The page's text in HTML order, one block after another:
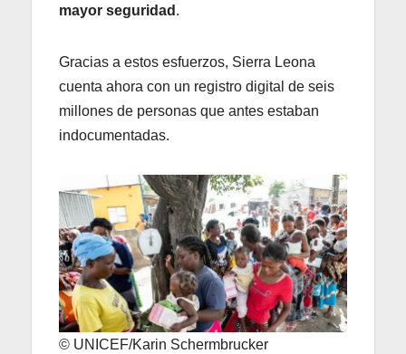
mayor seguridad .
Gracias a estos esfuerzos, Sierra Leona
cuenta ahora con un registro digital de seis
millones de personas que antes estaban
indocumentadas.
© UNICEF/Karin Schermbrucker